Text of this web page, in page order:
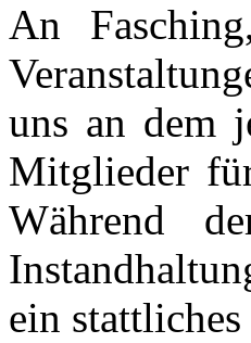
An
uns an dem
Mitglieder
Während
ein